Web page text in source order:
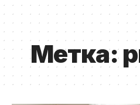
Метка: